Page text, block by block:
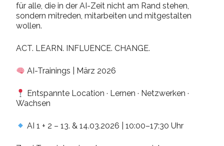
für alle, die in der AI-Zeit nicht am Rand stehen,
sondern mitreden, mitarbeiten und mitgestalten
wollen.
ACT. LEARN. INFLUENCE. CHANGE.
AI-Trainings | März 2026
Entspannte Location · Lernen · Netzwerken ·
Wachsen
AI 1 + 2 – 13. & 14.03.2026 | 10:00–17:30 Uhr